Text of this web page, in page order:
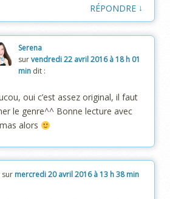
RÉPONDRE ↓
Serena
survendredi 22 avril 2016 à 18 h 01
min dit :
oui c’est assez original, il faut
le genre^^ Bonne lecture avec
alors
sur mercredi 20 avril 2016 à 13 h 38 min